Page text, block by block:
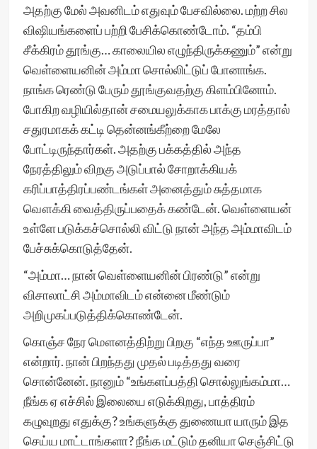
அதற்கு மேல் அவனிடம் எதுவும் பேசவில்லை. மற்ற சில
விஷியங்களைப் பற்றி பேசிக்கொண்டோம். “தம்பி
சீக்கிரம் தூங்கு… காலையில எழுந்திருக்கணும்” என்று
வெள்ளையனின் அம்மா சொல்லிட்டுப் போனாங்க.
நாங்க ரெண்டு பேரும் தூங்குவதற்கு கிளம்பினோம்.
போகிற வழியில்தான் சமையலுக்காக பாக்கு மரத்தால்
சதுரமாகக் கட்டி தென்னங்கீற்றை மேலே
போட்டிருந்தார்கள். அதற்கு பக்கத்தில் அந்த
நேரத்திலும் விறகு அடுப்பால் சோறாக்கியக்
கரிப்பாத்திரப்பண்டங்கள் அனைத்தும் சுத்தமாக
வௌக்கி வைத்திருப்பதைக் கண்டேன். வெள்ளையன்
உள்ளே படுக்கச்சொல்லி விட்டு நான் அந்த அம்மாவிடம்
பேச்சுக்கொடுத்தேன்.
“அம்மா… நான் வெள்ளையனின் பிரண்டு” என்று
விசாலாட்சி அம்மாவிடம் என்னை மீண்டும்
அறிமுகப்படுத்திக்கொண்டேன்.
கொஞ்ச நேர மௌனத்திற்று பிறகு “எந்த ஊருப்பா”
என்றார். நான் பிறந்தது முதல் படித்தது வரை
சொன்னேன். நானும் “உங்களப்பத்தி சொல்லுங்கம்மா…
நீங்க ஏ எச்சில் இலையை எடுக்கிறது, பாத்திரம்
கழுவுறது எதுக்கு? உங்களுக்கு துணையா யாரும் இத
செய்ய மாட்டாங்களா? நீங்க மட்டும் தனியா செஞ்சிட்டு